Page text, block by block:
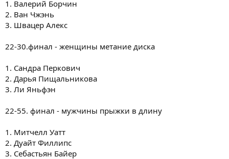
1. Валерий Борчин
2. Ван Чжэнь
3. Швацер Алекс
22-30.финал - женщины метание диска
1. Сандра Перкович
2. Дарья Пищальникова
3. Ли Яньфэн
22-55. финал - мужчины прыжки в длину
1. Митчелл Уатт
2. Дуайт Филлипс
3. Себастьян Байер